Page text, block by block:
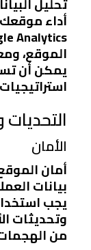
أداء
الموقع،
يمكن أن
الأمان
أمان
بيانات
وتحديثات
من الهجمات